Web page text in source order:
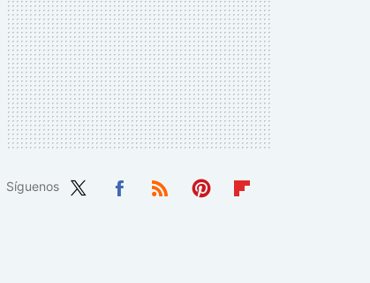
Síguenos